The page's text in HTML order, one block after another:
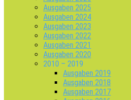
Ausgaben 2025
Ausgaben 2024
Ausgaben 2023
Ausgaben 2022
Ausgaben 2021
Ausgaben 2020
2010 – 2019
Ausgaben 2019
Ausgaben 2018
Ausgaben 2017